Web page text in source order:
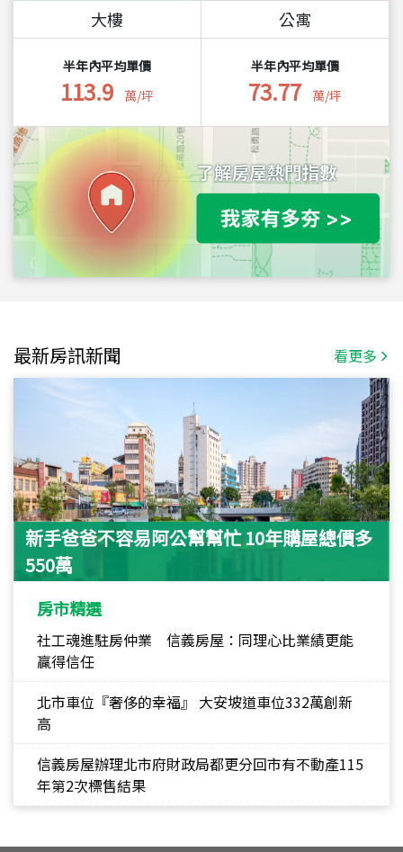
大樓
半年內平均單價
113.9 萬/坪
公寓
半年內平均單價
73.77 萬/坪
最新房訊新聞 看更多
新手爸爸不容易阿公幫幫忙 10年購屋總價多
550萬
房市精選
社工魂進駐房仲業 信義房屋：同理心比業績更能
贏得信任
北市車位『奢侈的幸福』 大安坡道車位332萬創新
高
信義房屋辦理北市府財政局都更分回市有不動產115
年第2次標售結果